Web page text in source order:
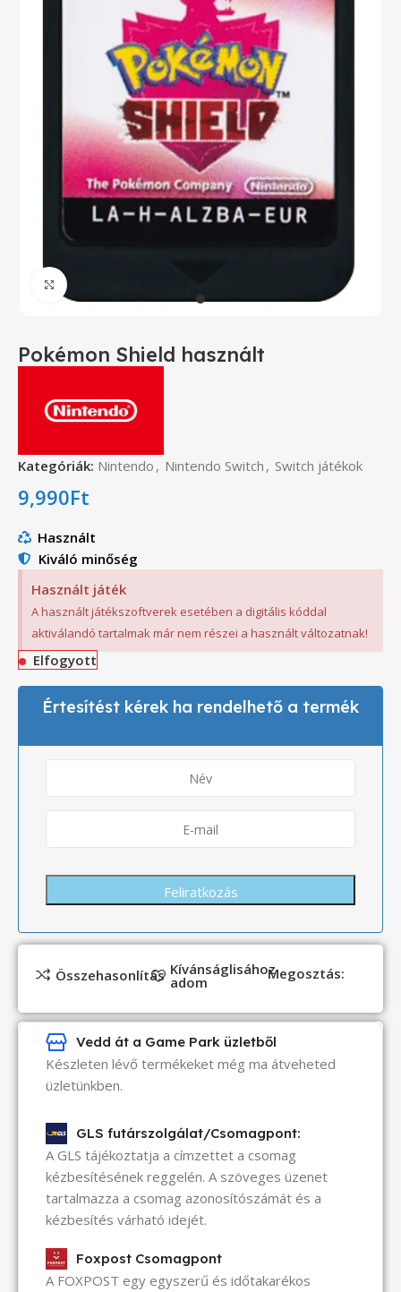
Pokémon Shield használt
Kategóriák: Nintendo , Nintendo Switch , Switch játékok
9,990Ft
Használt
Kiváló minőség
Használt játék
A használt játékszoftverek esetében a digitális kóddal
aktiválandó tartalmak már nem részei a használt változatnak!
Elfogyott
Értesítést kérek ha rendelhető a termék
Összehasonlítás Kívánságlisához
adom Megosztás:
Vedd át a Game Park üzletből
Készleten lévő termékeket még ma átveheted
üzletünkben.
GLS futárszolgálat/Csomagpont:
A GLS tájékoztatja a címzettet a csomag
kézbesítésének reggelén. A szöveges üzenet
tartalmazza a csomag azonosítószámát és a
kézbesítés várható idejét.
Foxpost Csomagpont
A FOXPOST egy egyszerű és időtakarékos